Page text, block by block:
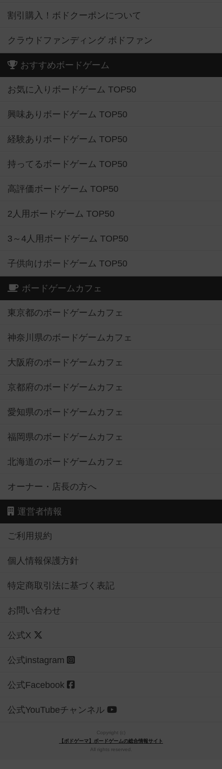
割引購入！ボドクーポンについて
クラウドファンディング ボドファン
おすすめボードゲーム
お気に入りボードゲーム TOP50
興味ありボードゲーム TOP50
経験ありボードゲーム TOP50
持ってるボードゲーム TOP50
高評価ボードゲーム TOP50
2人用ボードゲーム TOP50
3～4人用ボードゲーム TOP50
子供向けボードゲーム TOP50
ボードゲームカフェ
東京都のボードゲームカフェ
神奈川県のボードゲームカフェ
大阪府のボードゲームカフェ
京都府のボードゲームカフェ
愛知県のボードゲームカフェ
福岡県のボードゲームカフェ
北海道のボードゲームカフェ
オーナー・店長の方へ
運営者情報
ご利用規約
個人情報保護方針
特定商取引法に基づく表記
お問い合わせ
公式X
公式instagram
公式Facebook
公式YouTubeチャンネル
Copyright (c)
【ボドゲーマ】ボードゲームの総合情報サイト
All rights reserved.